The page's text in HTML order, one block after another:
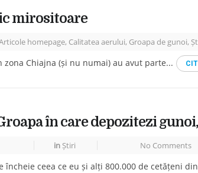
mirositoare
homepage, Calitatea aerului, Groapa de gunoi,
zona Chiajna (și nu numai) au avut parte...
în care depozitezi
in Știri No Comments
încheie ceea ce eu și alți 800.000 de cetățeni